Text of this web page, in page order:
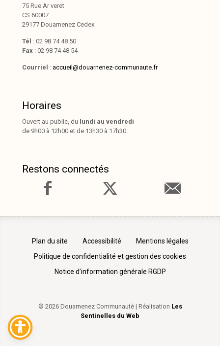
75 Rue Ar veret
CS 60007
29177 Douarnenez Cedex
Tél : 02 98 74 48 50
Fax : 02 98 74 48 54
Courriel : accueil@douarnenez-communaute.fr
Horaires
Ouvert au public, du lundi au vendredi
de 9h00 à 12h00 et de 13h30 à 17h30.
Restons connectés
Plan du site Accessibilité
Mentions légales
Politique de confidentialité et gestion des cookies
Notice d’information générale RGDP
© 2026 Douarnenez Communauté | Réalisation Les
Sentinelles du Web